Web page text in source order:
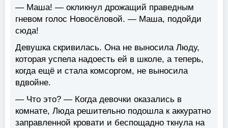
— Маша! — окликнул дрожащий праведным
гневом голос Новосёловой. — Маша, подойди
сюда!
Девушка скривилась. Она не выносила Люду,
которая успела надоесть ей в школе, а теперь,
когда ещё и стала комсоргом, не выносила
вдвойне.
— Что это? — Когда девочки оказались в
комнате, Люда решительно подошла к аккуратно
заправленной кровати и беспощадно ткнула на